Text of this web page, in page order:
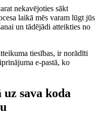
nekavējoties sākt
laikā mēs varam lūgt jūs
un tādējādi atteikties no
tiesības, ir norādīti
e-pastā, ko
sava koda